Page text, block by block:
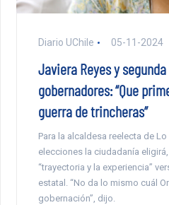
Diario UChile 05-11-2024
Javiera Reyes y
gobernadores: “Que
guerra de trincheras”
Para la alcaldesa reelecta de
elecciones la ciudadanía
“trayectoria y la experiencia”
estatal. “No da lo mismo cuál
gobernación”, dijo.